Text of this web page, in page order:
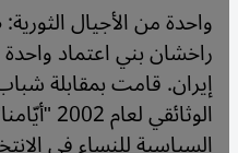
واحدة من الأجيال الثورية:
راخشان بني اعتماد
إيران. قامت بمقابلة